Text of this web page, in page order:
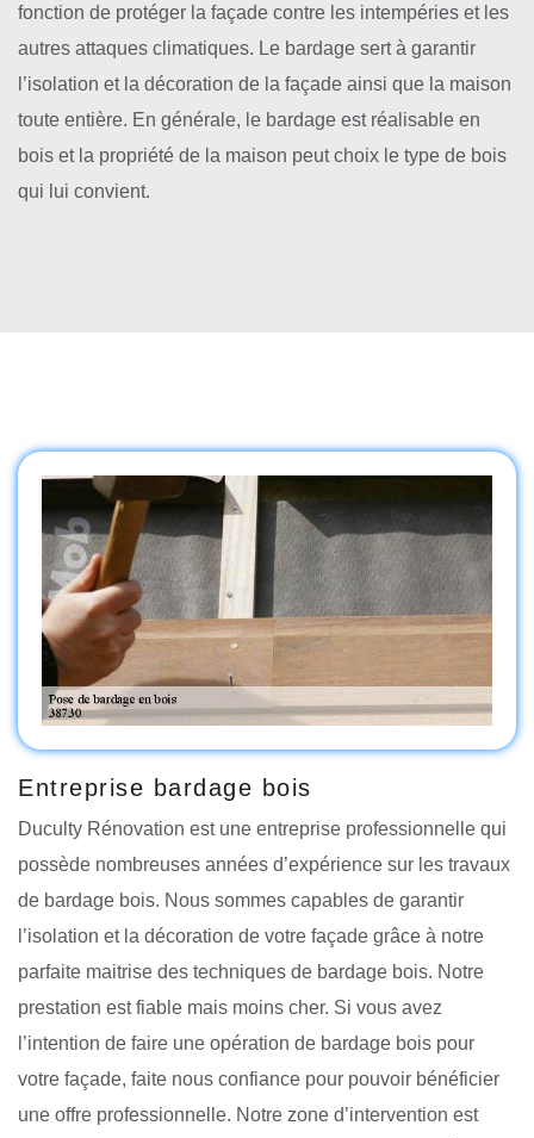
fonction de protéger la façade contre les intempéries et les
autres attaques climatiques. Le bardage sert à garantir
l’isolation et la décoration de la façade ainsi que la maison
toute entière. En générale, le bardage est réalisable en
bois et la propriété de la maison peut choix le type de bois
qui lui convient.
Entreprise bardage bois
Duculty Rénovation est une entreprise professionnelle qui
possède nombreuses années d’expérience sur les travaux
de bardage bois. Nous sommes capables de garantir
l’isolation et la décoration de votre façade grâce à notre
parfaite maitrise des techniques de bardage bois. Notre
prestation est fiable mais moins cher. Si vous avez
l’intention de faire une opération de bardage bois pour
votre façade, faite nous confiance pour pouvoir bénéficier
une offre professionnelle. Notre zone d’intervention est